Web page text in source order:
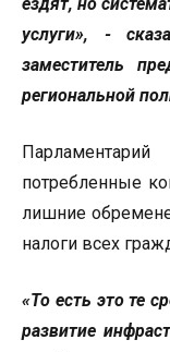
ездят, но
услуги», -
заместитель
региональной
потребленные
лишние
налоги всех
«То есть это те
развитие